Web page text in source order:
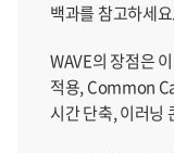
백과를 참고하세
WAVE의 장점은
적용, Common
시간 단축, 이러닝